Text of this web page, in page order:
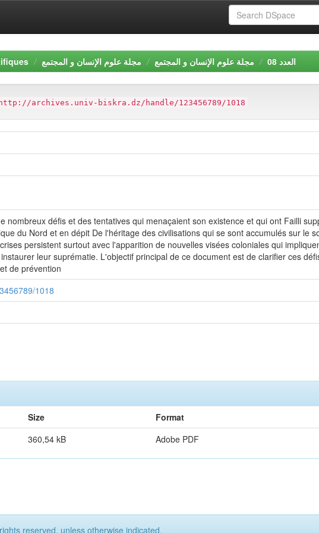
مجلة علوم الإنسان و المجتمع مجلة علوم الإنسان و المجتمع العدد 08
archives.univ-biskra.dz/handle/123456789/1018
nombreux défis et des tentatives qui menaçaient son existence et qui ont Failli
du Nord et en dépit De l'héritage des civilisations qui se sont accumulés sur le
persistent surtout avec l'apparition de nouvelles visées coloniales qui
leur suprématie. L'objectif principal de ce document est de clarifier ces
de prévention
1018
Size
Format
360,54 kB
Adobe PDF
reserved, unless otherwise indicated.